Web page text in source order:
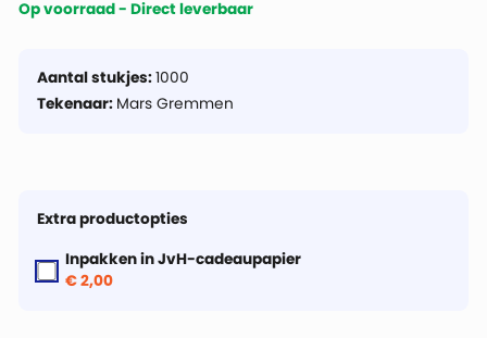
Op voorraad - Direct leverbaar
Aantal stukjes:1000
Tekenaar: Mars Gremmen
Extra productopties
Inpakken in JvH-cadeaupapier
€ 2,00